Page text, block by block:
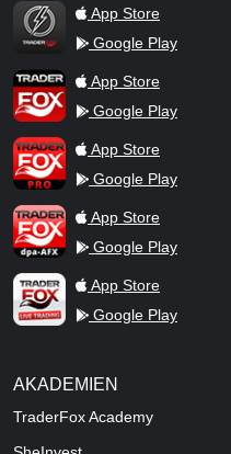
TraderFox Flash
App Store
Google Play
TraderFox AppApp Store
Google Play
TraderFox ProApp Store
Google Play
TraderFox dpa-AFX ProFeed
App Store
Google Play
TraderFox Live Trading
App Store
Google Play
AKADEMIEN
TraderFox Academy